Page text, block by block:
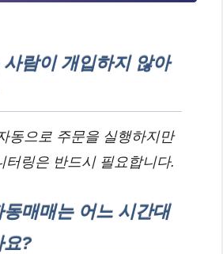
람이 개입하지 않아
동으로 주문을 실행하지만
터링은 반드시 필요합니다.
동매매는 어느 시간대
요?